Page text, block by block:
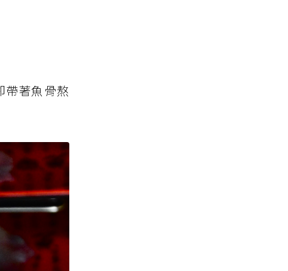
帶著魚骨熬